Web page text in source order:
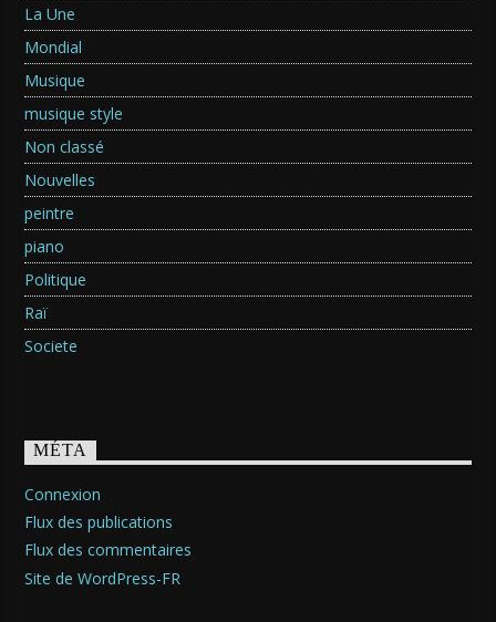
La Une
Mondial
Musique
musique style
Non classé
Nouvelles
peintre
piano
Politique
Raï
Societe
MÉTA
Connexion
Flux des publications
Flux des commentaires
Site de WordPress-FR